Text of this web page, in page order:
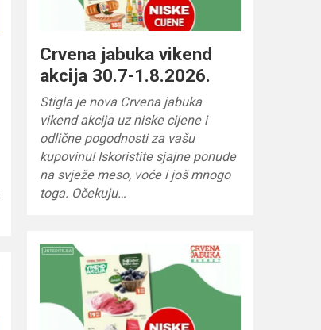
Crvena jabuka vikend
akcija 30.7-1.8.2026.
Stigla je nova Crvena jabuka
vikend akcija uz niske cijene i
odlične pogodnosti za vašu
kupovinu! Iskoristite sjajne ponude
na svježe meso, voće i još mnogo
toga. Očekuju…